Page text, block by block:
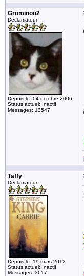
Grominou2
Déclamateur
Depuis le: 04 octobre 2006
Status actuel: Inactif
Messages: 13547
Taffy
Déclamateur
Depuis le: 19 mars 2012
Status actuel: Inactif
Messages: 3617